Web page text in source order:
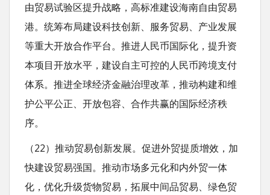
由贸易试验区提升战略，高标准建设海南自由贸易
港。统筹布局建设科技创新、服务贸易、产业发展
等重大开放合作平台。推进人民币国际化，提升资
本项目开放水平，建设自主可控的人民币跨境支付
体系。推进全球经济金融治理改革，推动构建和维
护公平公正、开放包容、合作共赢的国际经济秩
序。
（22）推动贸易创新发展。促进外贸提质增效，加
快建设贸易强国。推动市场多元化和内外贸一体
化，优化升级货物贸易，拓展中间品贸易、绿色贸